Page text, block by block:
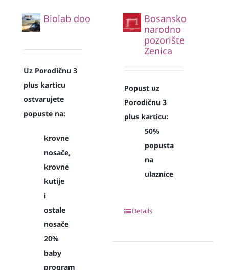
Biolab doo
Uz Porodičnu 3
plus karticu
ostvarujete
popuste na:
krovne
nosače,
krovne
kutije
i
ostale
nosače
20%
baby
program
Bosansko
narodno
pozorište
Zenica
Popust uz
Porodičnu 3
plus karticu:
50%
popusta
na
ulaznice
Details